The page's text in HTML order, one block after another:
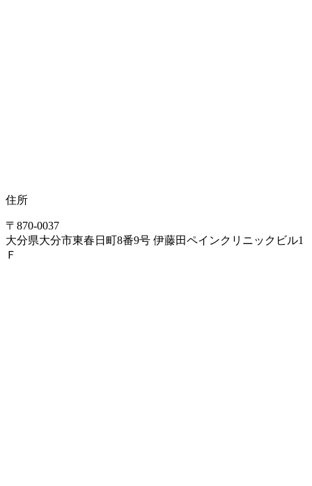
住所
〒870-0037
大分県大分市東春日町8番9号 伊藤田ペインクリニックビル1
Ｆ